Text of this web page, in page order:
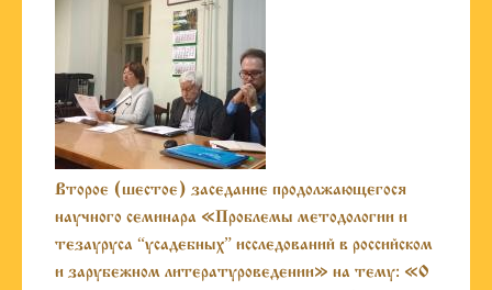
Второе (шестое) заседание продолжающегося
научного семинара «Проблемы методологии и
тезауруса “усадебных” исследований в российском
и зарубежном литературоведении» на тему: «О